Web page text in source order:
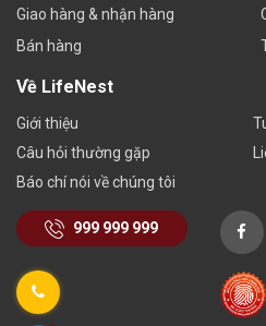
Giao hàng & nhận hàng
Bán hàng
Về LifeNest
Giới thiệu
Câu hỏi thường gặp
Báo chí nói về chúng tôi
999 999 999